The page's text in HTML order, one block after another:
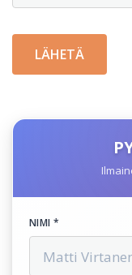
NIMI *